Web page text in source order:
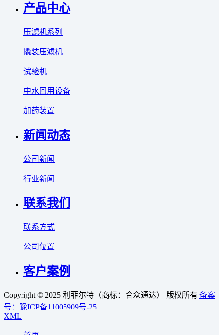
产品中心
压滤机系列
撬装压滤机
试验机
中水回用设备
加药装置
新闻动态
公司新闻
行业新闻
联系我们
联系方式
公司位置
客户案例
Copyright © 2025 利菲尔特（商标：合众通达） 版权所有 备案
号：豫ICP备11005909号-25
XML